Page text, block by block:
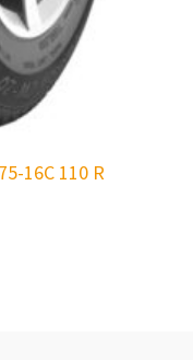
16C 110 R